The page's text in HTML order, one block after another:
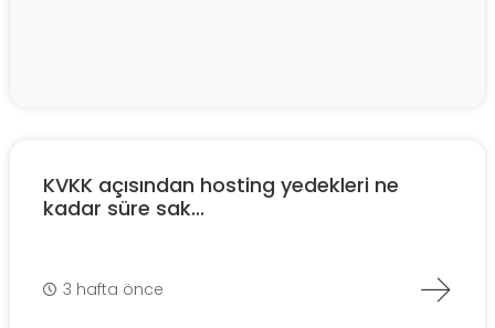
KVKK açısından hosting yedekleri ne
kadar süre sak...
3 hafta önce